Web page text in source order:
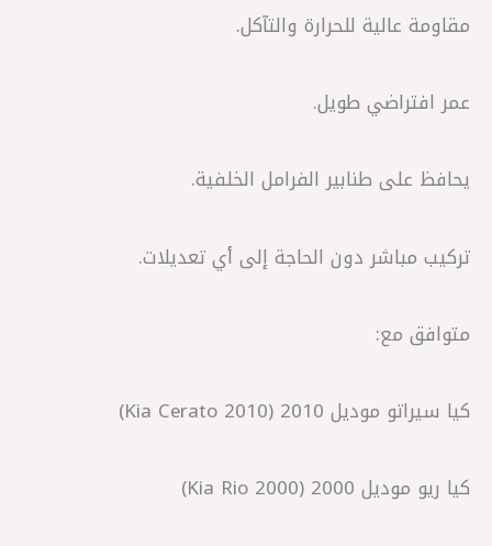
مقاومة عالية للحرارة والتآكل.
عمر افتراضي طويل.
يحافظ على طنابير الفرامل الخلفية.
تركيب مباشر دون الحاجة إلى أي تعديلات.
متوافق مع:
كيا سيراتو موديل 2010 (Kia Cerato 2010)
كيا ريو موديل 2000 (Kia Rio 2000)